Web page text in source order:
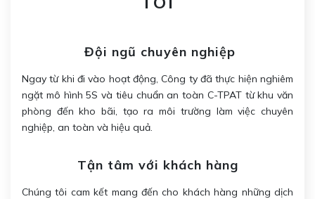
Đội ngũ chuyên nghiệp
Ngay từ khi đi vào hoạt động, Công ty đã thực hiện nghiêm
ngặt mô hình 5S và tiêu chuẩn an toàn C-TPAT từ khu văn
phòng đến kho bãi, tạo ra môi trường làm việc chuyên
nghiệp, an toàn và hiệu quả.
Tận tâm với khách hàng
Chúng tôi cam kết mang đến cho khách hàng những dịch